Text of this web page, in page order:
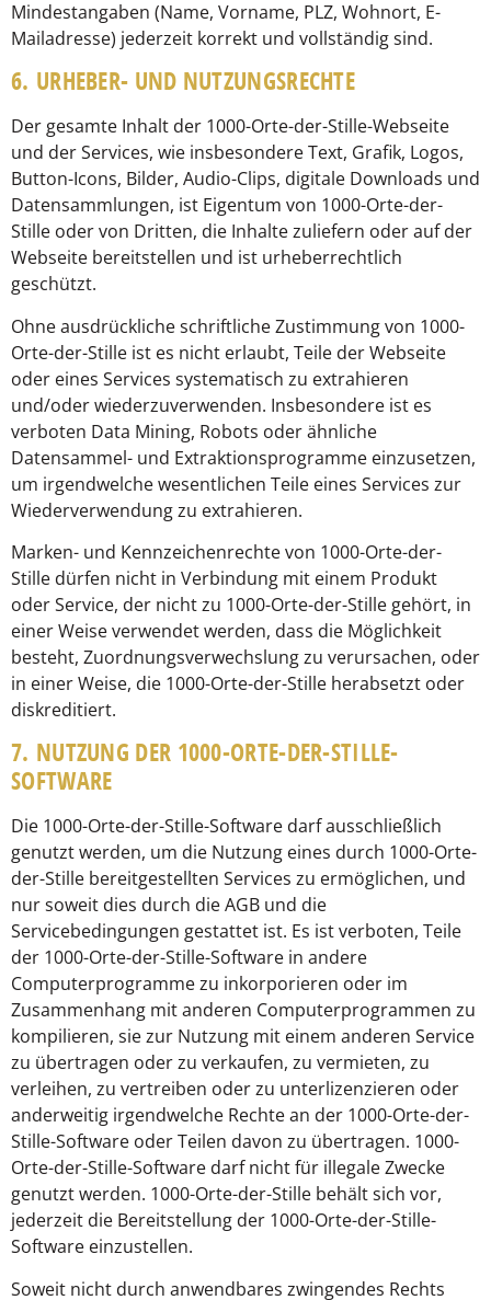
Mindestangaben (Name, Vorname, PLZ, Wohnort, E-
Mailadresse) jederzeit korrekt und vollständig sind.
6. URHEBER- UND NUTZUNGSRECHTE
Der gesamte Inhalt der 1000-Orte-der-Stille-Webseite
und der Services, wie insbesondere Text, Grafik, Logos,
Button-Icons, Bilder, Audio-Clips, digitale Downloads und
Datensammlungen, ist Eigentum von 1000-Orte-der-
Stille oder von Dritten, die Inhalte zuliefern oder auf der
Webseite bereitstellen und ist urheberrechtlich
geschützt.
Ohne ausdrückliche schriftliche Zustimmung von 1000-
Orte-der-Stille ist es nicht erlaubt, Teile der Webseite
oder eines Services systematisch zu extrahieren
und/oder wiederzuverwenden. Insbesondere ist es
verboten Data Mining, Robots oder ähnliche
Datensammel- und Extraktionsprogramme einzusetzen,
um irgendwelche wesentlichen Teile eines Services zur
Wiederverwendung zu extrahieren.
Marken- und Kennzeichenrechte von 1000-Orte-der-
Stille dürfen nicht in Verbindung mit einem Produkt
oder Service, der nicht zu 1000-Orte-der-Stille gehört, in
einer Weise verwendet werden, dass die Möglichkeit
besteht, Zuordnungsverwechslung zu verursachen, oder
in einer Weise, die 1000-Orte-der-Stille herabsetzt oder
diskreditiert.
7. NUTZUNG DER 1000-ORTE-DER-STILLE-
SOFTWARE
Die 1000-Orte-der-Stille-Software darf ausschließlich
genutzt werden, um die Nutzung eines durch 1000-Orte-
der-Stille bereitgestellten Services zu ermöglichen, und
nur soweit dies durch die AGB und die
Servicebedingungen gestattet ist. Es ist verboten, Teile
der 1000-Orte-der-Stille-Software in andere
Computerprogramme zu inkorporieren oder im
Zusammenhang mit anderen Computerprogrammen zu
kompilieren, sie zur Nutzung mit einem anderen Service
zu übertragen oder zu verkaufen, zu vermieten, zu
verleihen, zu vertreiben oder zu unterlizenzieren oder
anderweitig irgendwelche Rechte an der 1000-Orte-der-
Stille-Software oder Teilen davon zu übertragen. 1000-
Orte-der-Stille-Software darf nicht für illegale Zwecke
genutzt werden. 1000-Orte-der-Stille behält sich vor,
jederzeit die Bereitstellung der 1000-Orte-der-Stille-
Software einzustellen.
Soweit nicht durch anwendbares zwingendes Rechts